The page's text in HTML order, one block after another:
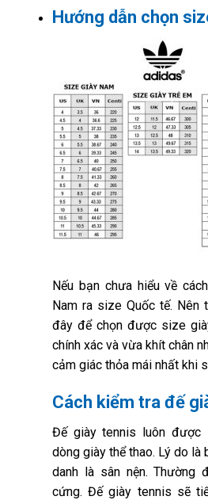
Hướng dẫn chọn
Nếu bạn chưa hiểu về
Nam ra size Quốc tế.
đây để chọn được size
chính xác và vừa khít chân
cảm giác thỏa mái nhất khi
Cách kiểm tra đế
Đế giày tennis luôn được
dòng giày thể thao. Lý do
danh là sân nện. Thường
cứng. Đế giày tennis sẽ